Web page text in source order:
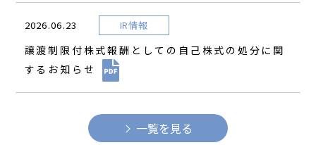
2026.06.23 IR情報
譲渡制限付株式報酬としての自己株式の処分に関
するお知らせ
一覧を見る